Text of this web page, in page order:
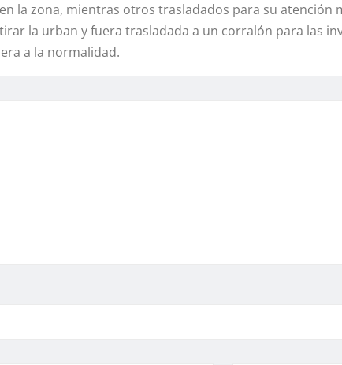
la zona, mientras otros trasladados para su atención
la urban y fuera trasladada a un corralón para las
a la normalidad.